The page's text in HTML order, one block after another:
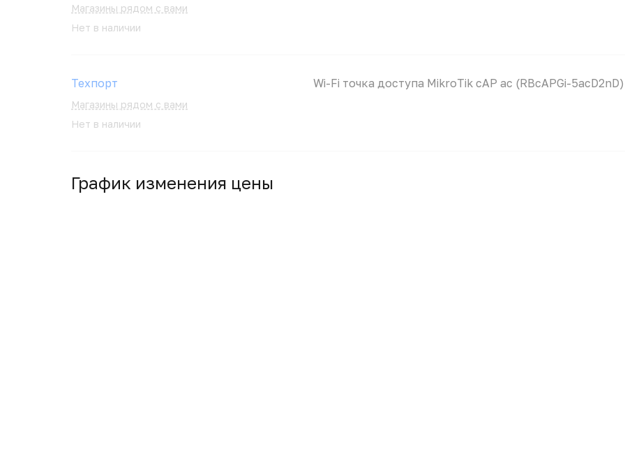
Магазины рядом с вами
Нет в наличии
Техпорт
Магазины рядом с вами
Нет в наличии
Wi-Fi точка доступа MikroTik cAP ac (RBcAPGi-5acD2nD)
График изменения цены